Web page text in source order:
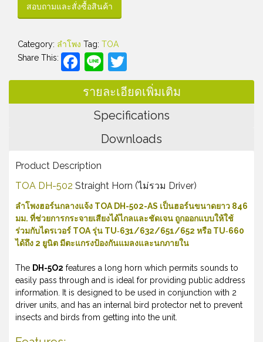
สอบถามและสั่งซื้อสินค้า
Category: ลำโพง Tag: TOA
Share This:
Facebook
Line
รายละเอียดเพิ่มเติม
Specifications
Downloads
Product Description
TOA DH-502 Straight Horn (ไม่รวม Driver)
ลำโพงฮอร์นกลางแจ้ง TOA DH-502-AS เป็นฮอร์นขนาดยาว 846
มม. ที่ช่วยการกระจายเสียงได้ไกลและชัดเจน ถูกออกแบบให้ใช้
ร่วมกับไดรเวอร์ TOA รุ่น TU‑631/632/651/652 หรือ TU‑660
ได้ถึง 2 ยูนิต มีตะแกรงป้องกันแมลงและนกภายใน
The DH-5O2 features a long horn which permits sounds to
easily pass through and is ideal for providing public address
information. It is designed to be used in conjunction with 2
driver units, and has an internal bird protector net to prevent
insects and birds from getting into the unit.